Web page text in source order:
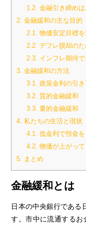
1.2. 金融引き締め
2. 金融緩和の主な目的
2.1.
物価安定目標
2.2. デフレ脱却のた
2.3. インフレ期待
3. 金融緩和の方法
3.1.
政策金利の引
3.2. 質的金融緩和
3.3. 量的金融緩和
4. 私たちの生活と現状
4.1.
低金利で預金
4.2. 物価が上がっ
5.
まとめ
金融緩和とは
日本の中央銀行である
す。市中に流通するお